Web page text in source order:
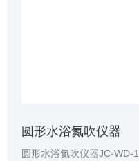
圆形水浴氮吹仪器
圆形水浴氮吹仪器JC-WD-